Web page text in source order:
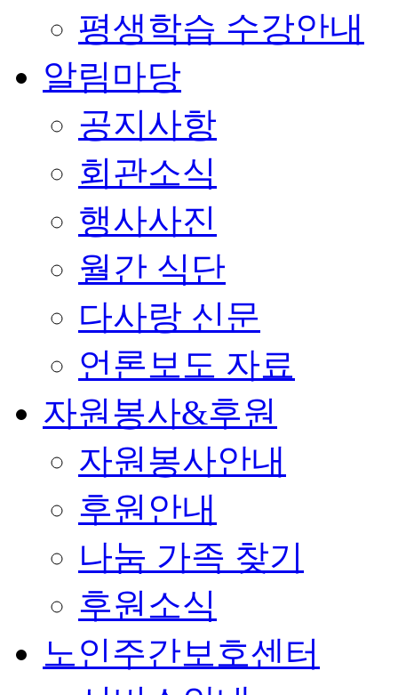
평생학습 수강안내
알림마당
공지사항
회관소식
행사사진
월간 식단
다사랑 신문
언론보도 자료
자원봉사&후원
자원봉사안내
후원안내
나눔 가족 찾기
후원소식
노인주간보호센터